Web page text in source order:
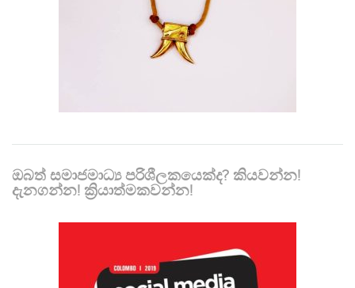
ඔබත් සමාජමාධ්‍ය පරිශීලකයෙක්ද? කියවන්න!
දැනගන්න! ක්‍රියාත්මකවන්න!